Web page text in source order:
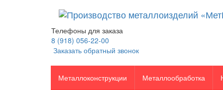
Телефоны для заказа
8 (918) 056-22-00
Заказать обратный звонок
Металлоконструкции Металлообработка